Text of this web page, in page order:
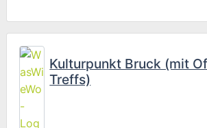
Kulturpunkt Bruck (mit
Treffs)